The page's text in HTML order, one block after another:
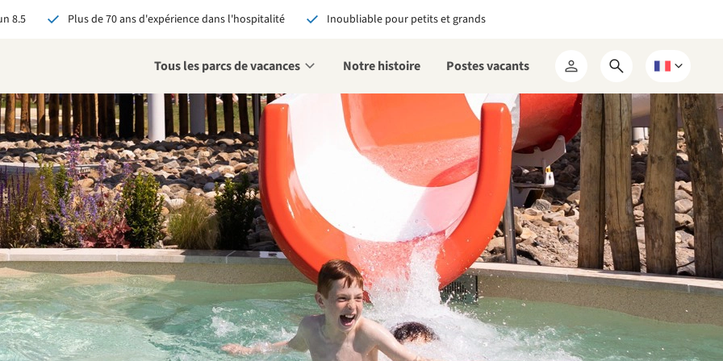
8.5 Plus de 70 ans d'expérience dans l'hospitalité Inoubliable pour petits et grands
Tous les parcs de vacances Notre histoire Postes vacants
Mon
RCN
Ouvrir
le
formulaire
de
recherche
Choisissez
une
langue
via RCN, vous
garantie du meilleur prix
avantages exclusifs
contact personnalisé
tous les avantages